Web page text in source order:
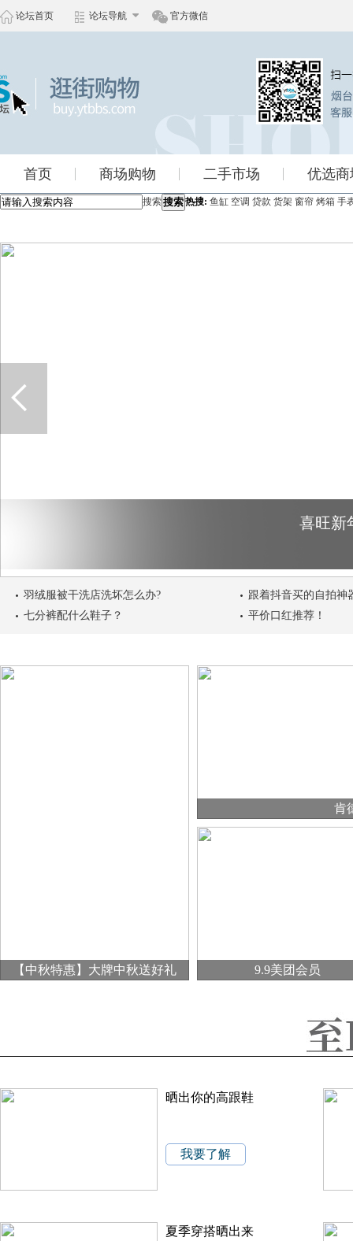
论坛首页 论坛导航 官方微信
首页 商场购物 二手市场 优选商
搜索搜索热搜: 鱼缸 空调 贷款 货架 窗帘 烤箱 手
喜旺新
羽绒服被干洗店洗坏怎么办?
跟着抖音买的自拍神
七分裤配什么鞋子？
平价口红推荐！
【中秋特惠】大牌中秋送好礼
肯
9.9美团会员
晒出你的高跟鞋
我要了解
夏季穿搭晒出来